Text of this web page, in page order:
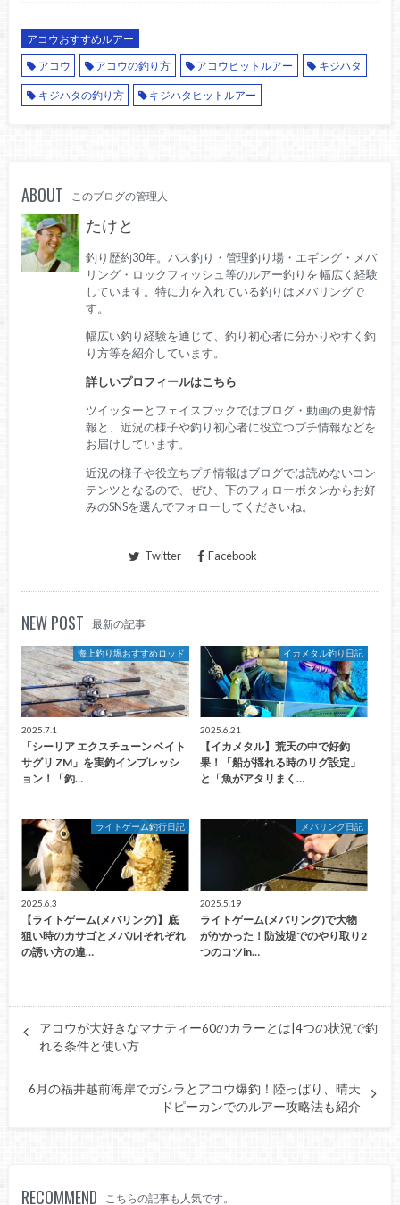
アコウおすすめルアー
アコウ
アコウの釣り方 アコウヒットルアー キジハタ
キジハタの釣り方 キジハタヒットルアー
ABOUT このブログの管理人
たけと
釣り歴約30年。バス釣り・管理釣り場・エギング・メバ
リング・ロックフィッシュ等のルアー釣りを 幅広く経験
しています。特に力を入れている釣りはメバリングで
す。
幅広い釣り経験を通じて、釣り初心者に分かりやすく釣
り方等を紹介しています。
詳しいプロフィールはこちら
ツイッターとフェイスブックではブログ・動画の更新情
報と、近況の様子や釣り初心者に役立つプチ情報などを
お届けしています。
近況の様子や役立ちプチ情報はブログでは読めないコン
テンツとなるので、ぜひ、下のフォローボタンからお好
みのSNSを選んでフォローしてくださいね。
Twitter Facebook
NEW POST 最新の記事
海上釣り堀おすすめロッド
2025.7.1
「シーリア エクスチューン ベイト
サグリ ZM」を実釣インプレッシ
ョン！「釣…
イカメタル釣り日記
2025.6.21
【イカメタル】荒天の中で好釣
果！「船が揺れる時のリグ設定」
と「魚がアタリまく…
ライトゲーム釣行日記
2025.6.3
【ライトゲーム(メバリング)】底
狙い時のカサゴとメバル|それぞれ
の誘い方の違…
メバリング日記
2025.5.19
ライトゲーム(メバリング)で大物
がかかった！防波堤でのやり取り2
つのコツin…
アコウが大好きなマナティー60のカラーとは|4つの状況で釣
れる条件と使い方
6月の福井越前海岸でガシラとアコウ爆釣！陸っぱり、晴天
ドピーカンでのルアー攻略法も紹介
RECOMMEND こちらの記事も人気です。